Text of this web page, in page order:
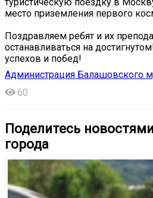
место приземления первого
Поздравляем ребят и их
останавливаться на
успехов и побед!
Администрация Балашовского
60
Поделитесь
города